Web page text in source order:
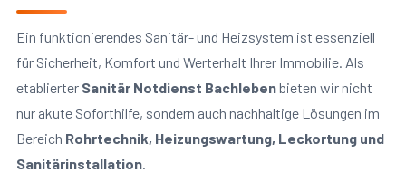
Ein funktionierendes Sanitär- und Heizsystem ist essenziell
für Sicherheit, Komfort und Werterhalt Ihrer Immobilie. Als
etablierter Sanitär Notdienst Bachlebenbieten wir nicht
nur akute Soforthilfe, sondern auch nachhaltige Lösungen im
Bereich Rohrtechnik, Heizungswartung, Leckortung und
Sanitärinstallation.